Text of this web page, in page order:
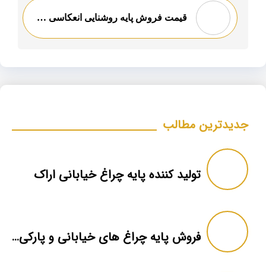
قیمت فروش پایه روشنایی انعکاسی در شیراز
جدیدترین مطالب
تولید کننده پایه چراغ خیابانی اراک
فروش پایه چراغ های خیابانی و پارکی خورشیدی